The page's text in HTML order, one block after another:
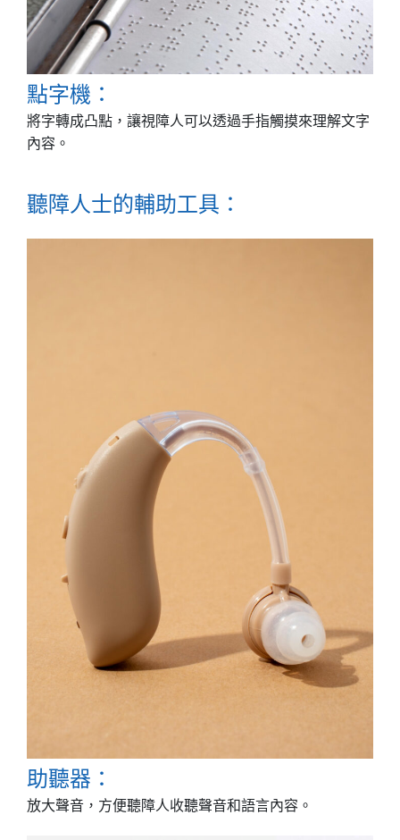
點字機：
將字轉成凸點，讓視障人可以透過手指觸摸來理解文字
內容。
聽障人士的輔助工具：
助聽器：
放大聲音，方便聽障人收聽聲音和語言內容。